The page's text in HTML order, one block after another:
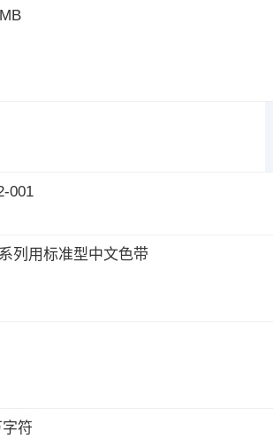
001
列用标准型中文色带
符